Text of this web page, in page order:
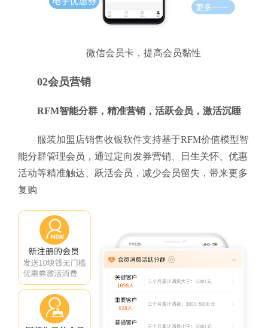
微信会员卡，提高会员黏性
02会员营销
RFM智能分群，精准营销，活跃会员，激活沉睡
服装加盟店销售收银软件支持基于RFM价值模型智
能分群管理会员，通过定向发券营销、日生关怀、优惠
活动等精准触达、跃活会员，减少会员留失，带来更多
复购